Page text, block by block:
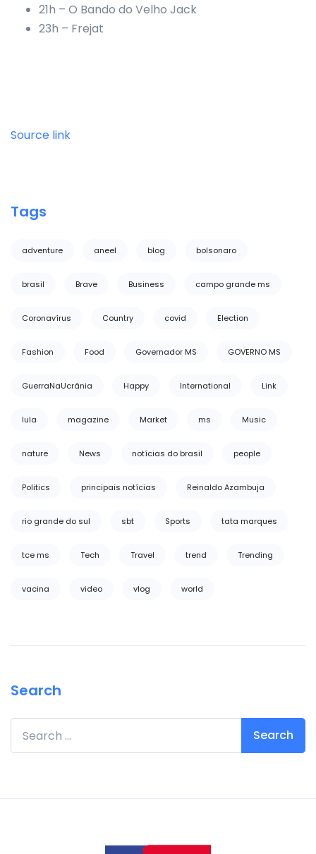
21h – O Bando do Velho Jack
23h – Frejat
Source link
Tags
adventure aneel blog bolsonaro
brasil Brave Business campo grande ms
Coronavírus Country covid Election
Fashion Food Governador MS GOVERNO MS
GuerraNaUcrânia Happy International Link
lula magazine Market ms Music
nature News notícias do brasil people
Politics principais notícias Reinaldo Azambuja
rio grande do sul sbt Sports tata marques
tce ms Tech Travel trend Trending
vacina video vlog world
Search
Search for: